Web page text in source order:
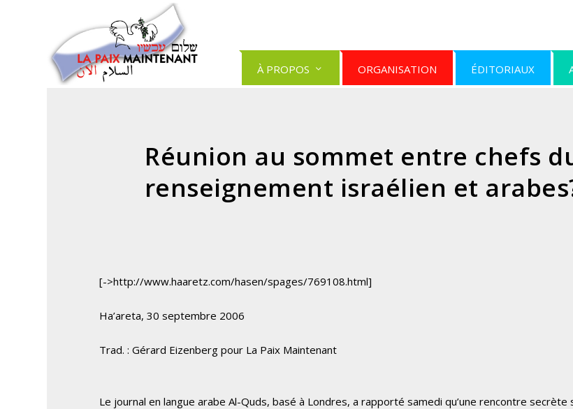
À PROPOS ORGANISATION ÉDITORIAUX
Réunion au sommet entre chefs
renseignement israélien et
[->http://www.haaretz.com/hasen/spages/769108.html]
Ha’areta, 30 septembre 2006
Trad. : Gérard Eizenberg pour La Paix Maintenant
Le journal en langue arabe Al-Quds, basé à Londres, a rapporté samedi qu’une rencontre secrète